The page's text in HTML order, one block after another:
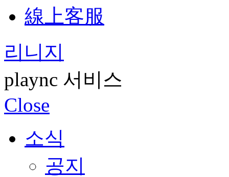
線上客服
리니지
plaync 서비스
Close
소식
공지